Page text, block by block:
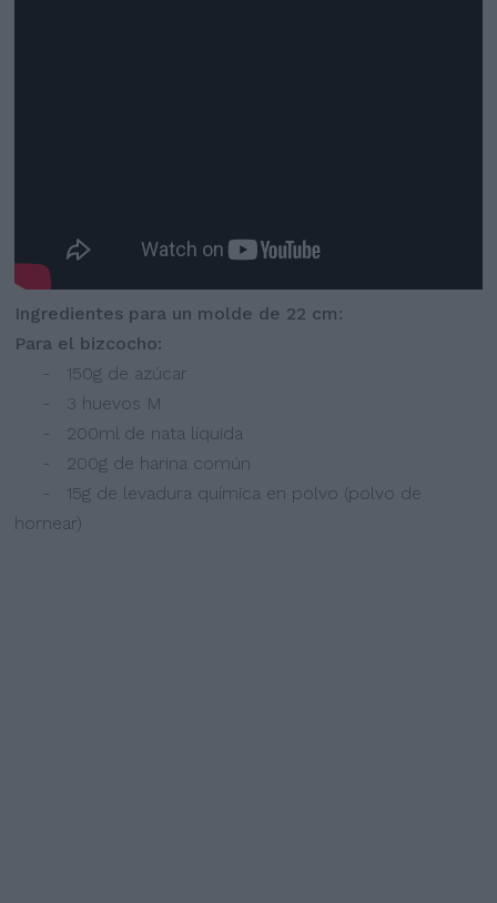
Ingredientes para un molde de 22 cm:
Para el bizcocho:
- 150g de azúcar
- 3 huevos M
- 200ml de nata líquida
- 200g de harina común
- 15g de levadura química en polvo (polvo de
hornear)